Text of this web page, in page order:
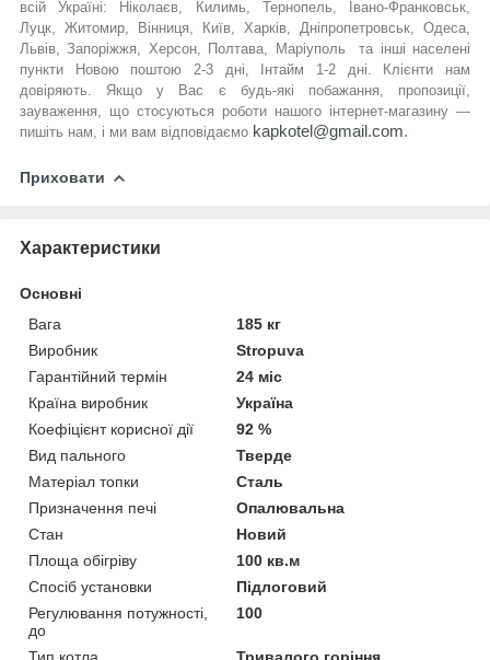
всій Україні: Ніколаєв, Килимь, Тернопель, Івано-Франковськ,
Луцк, Житомир, Вінниця, Київ, Харків, Дніпропетровськ, Одеса,
Львів, Запоріжжя, Херсон, Полтава, Маріуполь та інші населені
пункти Новою поштою 2-3 дні, Інтайм 1-2 дні. Клієнти нам
довіряють. Якщо у Вас є будь-які побажання, пропозиції,
зауваження, що стосуються роботи нашого інтернет-магазину —
пишіть нам, і ми вам відповідаємо kapkotel@gmail.com.
Приховати
Характеристики
Основні
Вага
185 кг
Виробник
Stropuva
Гарантійний термін
24 міс
Країна виробник
Україна
Коефіцієнт корисної дії
92 %
Вид пального
Тверде
Матеріал топки
Сталь
Призначення печі
Опалювальна
Стан
Новий
Площа обігріву
100 кв.м
Спосіб установки
Підлоговий
Регулювання потужності,
до
100